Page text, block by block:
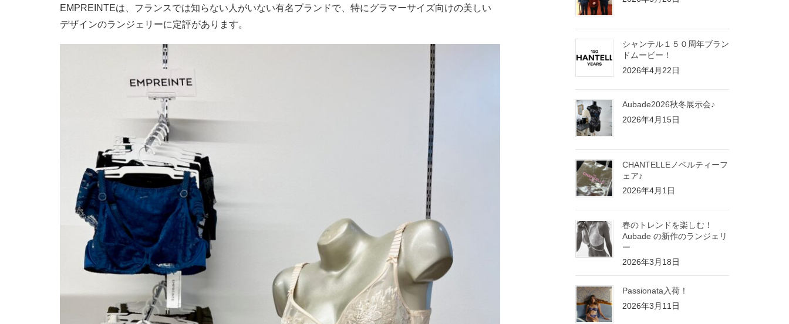
EMPREINTEは、フランスでは知らない人がいない有名ブランドで、特にグラマーサイズ向けの美しい
デザインのランジェリーに定評があります。
シャンテル１５０周年ブラン
ドムービー！
2026年4月22日
Aubade2026秋冬展示会♪
2026年4月15日
CHANTELLEノベルティーフ
ェア♪
2026年4月1日
春のトレンドを楽しむ！
Aubade の新作のランジェリ
ー
2026年3月18日
Passionata入荷！
2026年3月11日